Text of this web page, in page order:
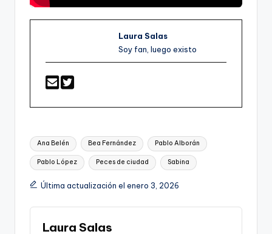
Laura Salas
Soy fan, luego existo
Etiquetas:
Ana Belén Bea Fernández Pablo Alborán
Pablo López Peces de ciudad Sabina
Última actualización el enero 3, 2026
Laura Salas